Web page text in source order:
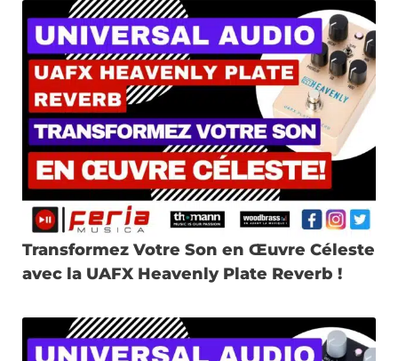
Transformez Votre Son en Œuvre Céleste
avec la UAFX Heavenly Plate Reverb !